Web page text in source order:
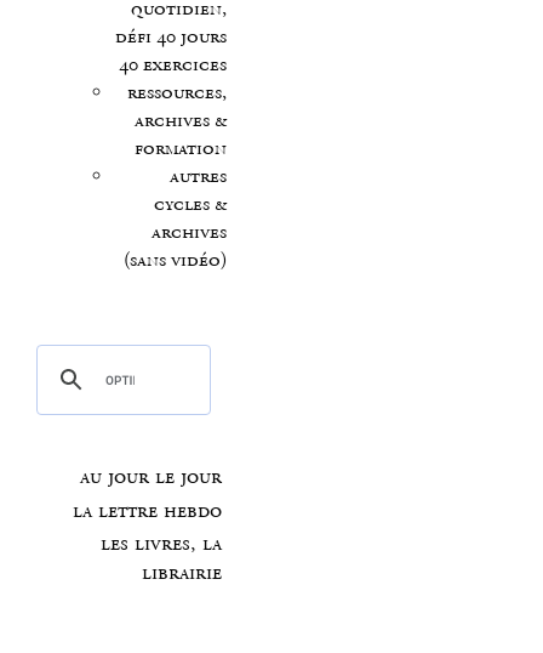
quotidien,
défi 40 jours
40 exercices
ressources,
archives &
formation
autres
cycles &
archives
(sans vidéo)
au jour le jour
la lettre hebdo
les livres, la
librairie